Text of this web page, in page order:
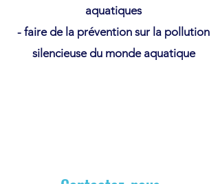
aquatiques
- faire de la prévention sur la pollution
silencieuse du monde aquatique